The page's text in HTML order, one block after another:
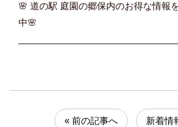
🌸 道の駅 庭園の郷保内のお得な情報
中🌸
« 前の記事へ 新着情